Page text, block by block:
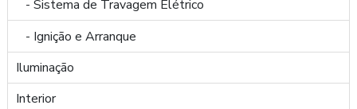
- Sistema de Travagem Elétrico
- Ignição e Arranque
Iluminação
Interior